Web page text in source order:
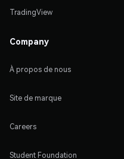
TradingView
Company
À propos de nous
Site de marque
Careers
Student Foundation